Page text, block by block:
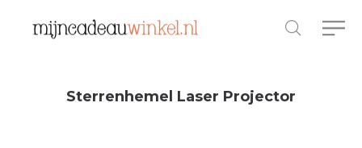
Sterrenhemel Laser Projector